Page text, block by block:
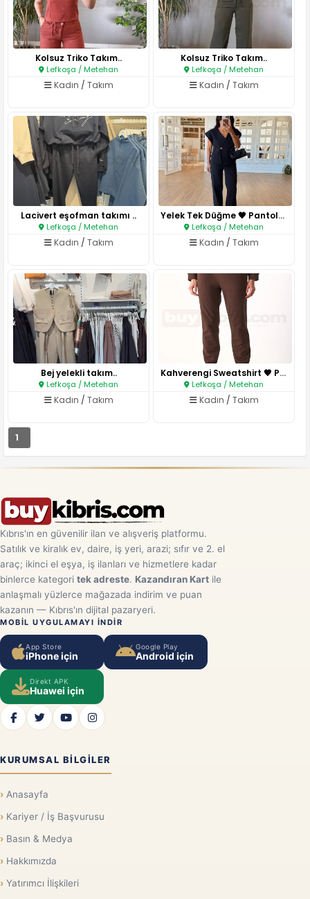
Kolsuz Triko Takım..
Lefkoşa / Metehan
Kadın / Takım
Kolsuz Triko Takım..
Lefkoşa / Metehan
Kadın / Takım
Lacivert eşofman takımı ..
Lefkoşa / Metehan
Kadın / Takım
Yelek Tek Düğme 🖤 Pantolon Bol..
Lefkoşa / Metehan
Kadın / Takım
Bej yelekli takım..
Lefkoşa / Metehan
Kadın / Takım
Kahverengi Sweatshirt 🤎 Paçası..
Lefkoşa / Metehan
Kadın / Takım
1
Kıbrıs'ın en güvenilir ilan ve alışveriş platformu.
Satılık ve kiralık ev, daire, iş yeri, arazi; sıfır ve 2. el
araç; ikinci el eşya, iş ilanları ve hizmetlere kadar
binlerce kategori tek adreste. Kazandıran Kart ile
anlaşmalı yüzlerce mağazada indirim ve puan
kazanın — Kıbrıs'ın dijital pazaryeri.
MOBIL UYGULAMAYI INDIR
App Store
iPhone için
Google Play
Android için
Direkt APK
Huawei için
KURUMSAL BILGILER
Anasayfa
Kariyer / İş Başvurusu
Basın & Medya
Hakkımızda
Yatırımcı İlişkileri